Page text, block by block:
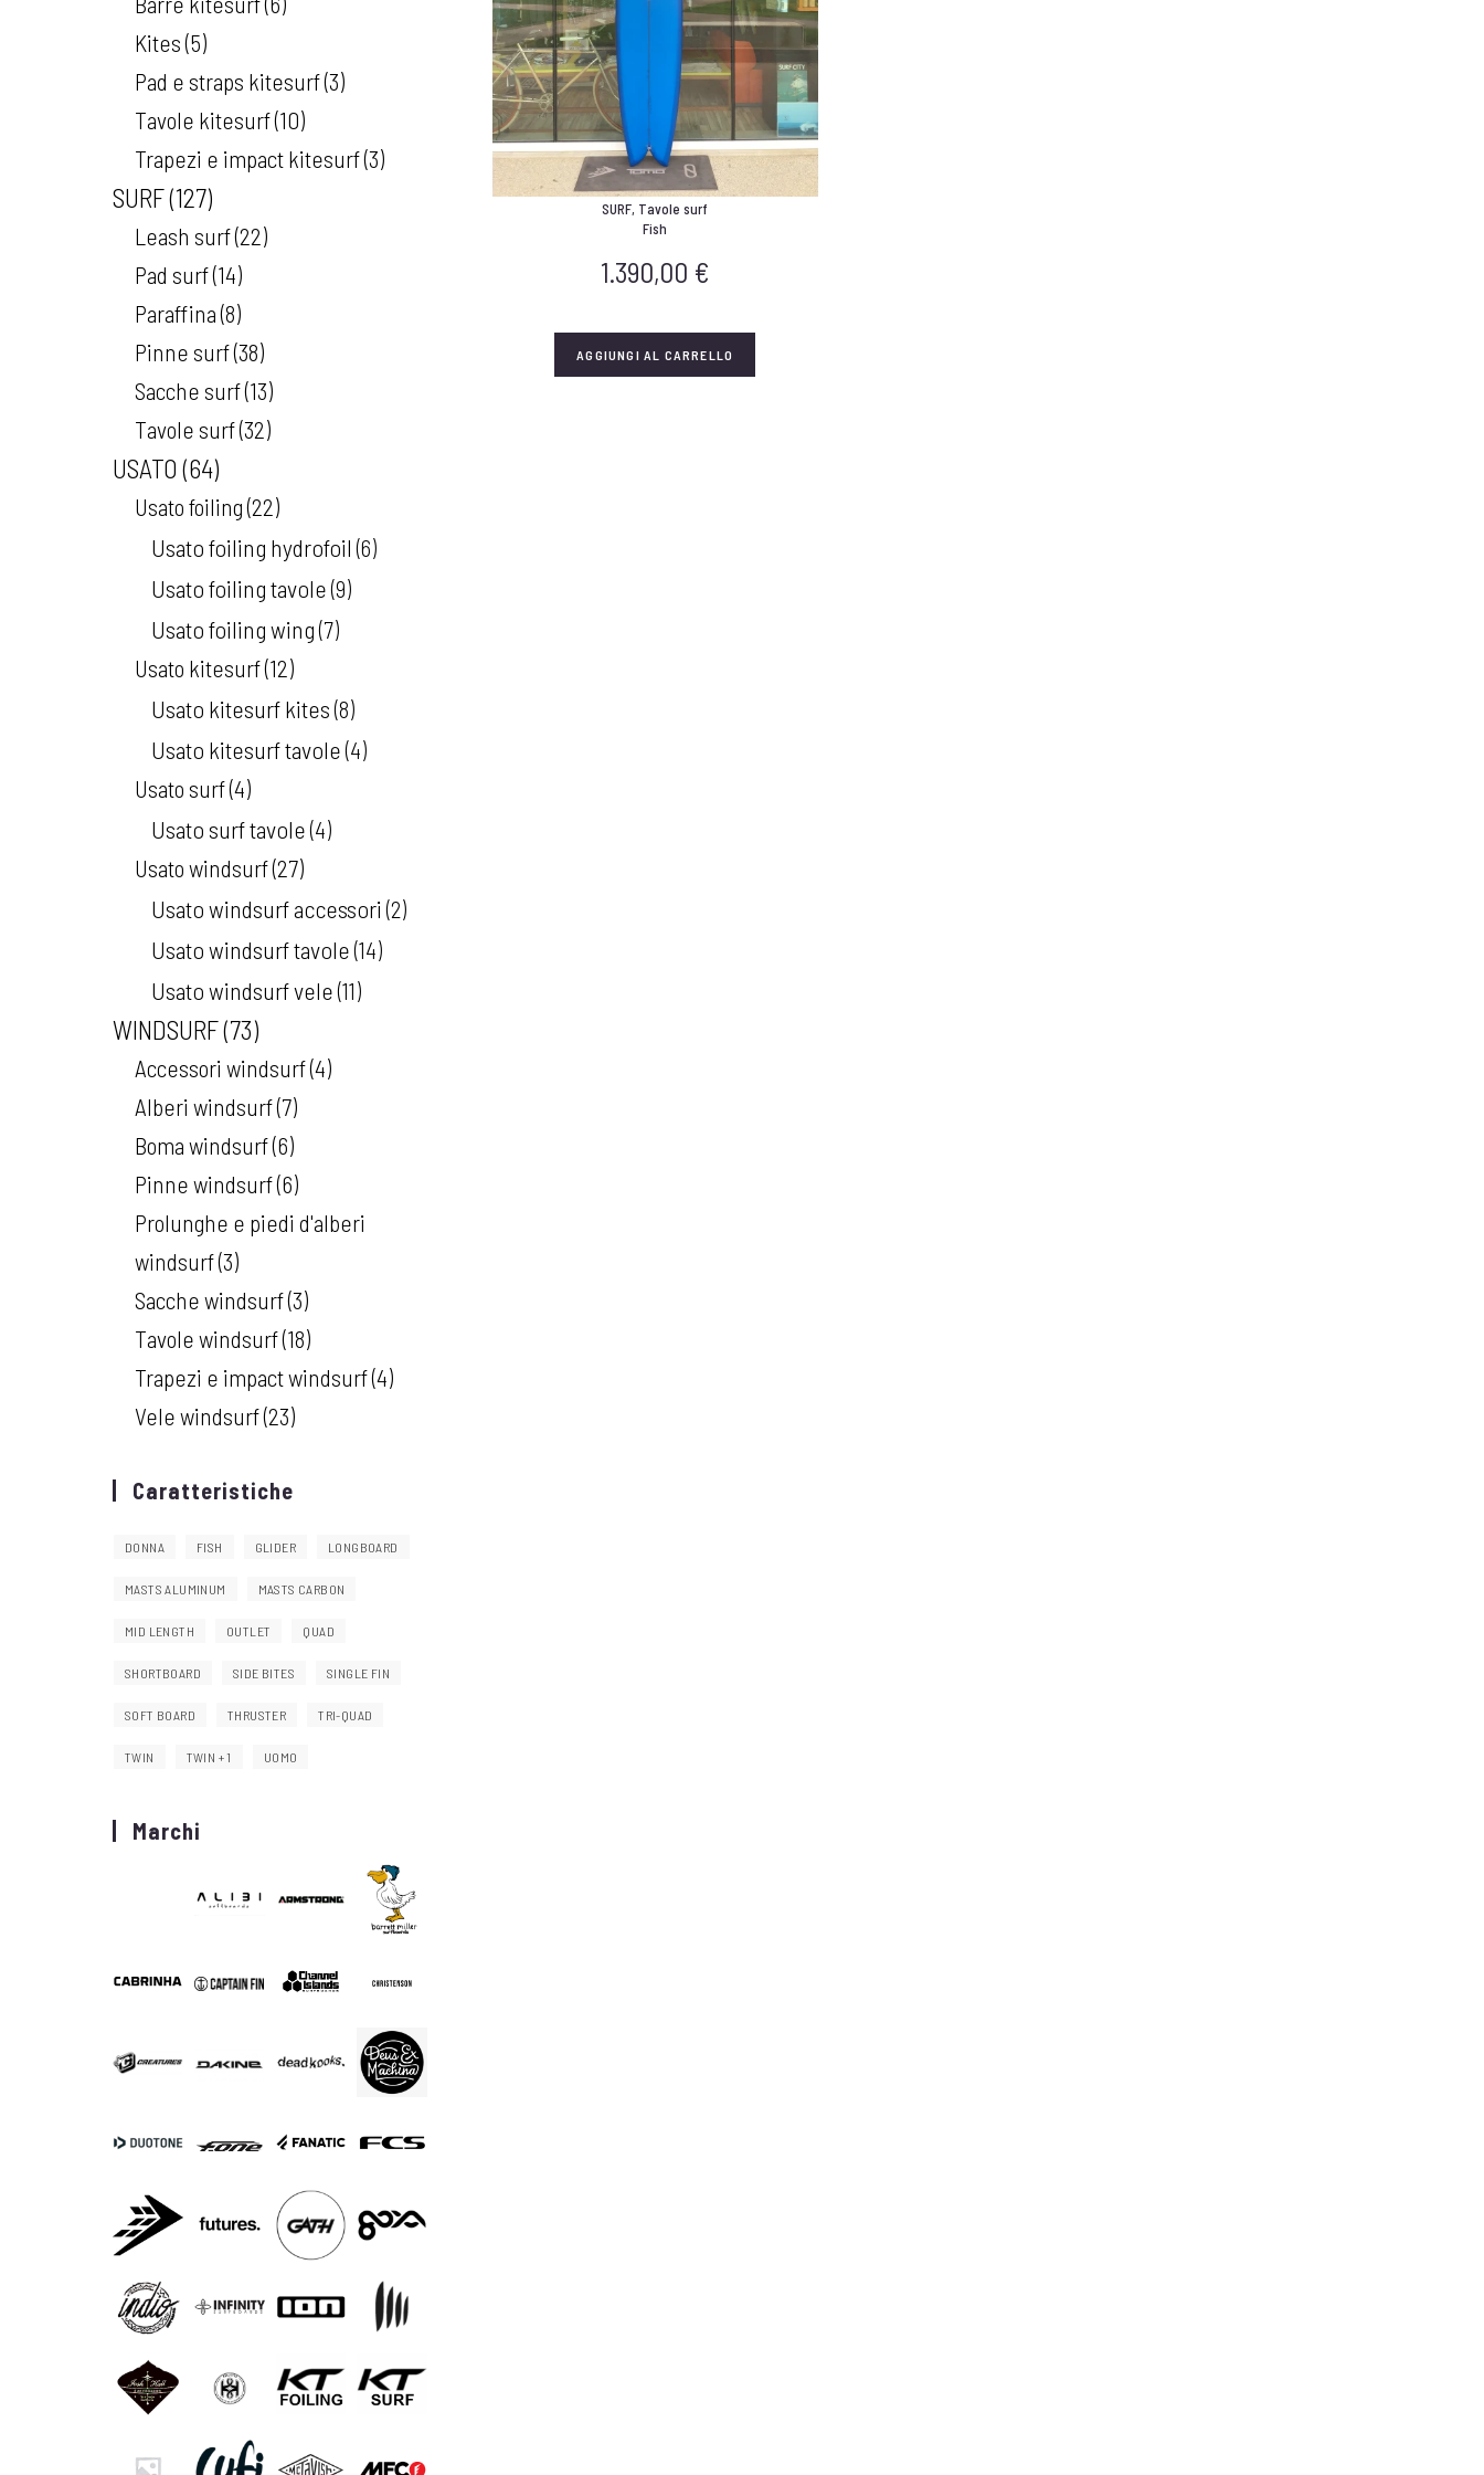
Kites 5
Pad e straps kitesurf 3
Tavole kitesurf 10
Trapezi e impact kitesurf 3
SURF 127
Leash surf 22
Pad surf 14
Paraffina 8
Pinne surf 38
Sacche surf 13
Tavole surf 32
USATO 64
Usato foiling 22
Usato foiling hydrofoil 6
Usato foiling tavole 9
Usato foiling wing 7
Usato kitesurf 12
Usato kitesurf kites 8
Usato kitesurf tavole 4
Usato surf 4
Usato surf tavole 4
Usato windsurf 27
Usato windsurf accessori 2
Usato windsurf tavole 14
Usato windsurf vele 11
WINDSURF 73
Accessori windsurf 4
Alberi windsurf 7
Boma windsurf 6
Pinne windsurf 6
Prolunghe e piedi d'alberi
windsurf 3
Sacche windsurf 3
Tavole windsurf 18
Trapezi e impact windsurf 4
Vele windsurf 23
Caratteristiche
DONNA FISH GLIDER LONGBOARD
MASTS ALUMINUM MASTS CARBON
MID LENGTH OUTLET QUAD
SHORTBOARD SIDE BITES SINGLE FIN
SOFT BOARD THRUSTER TRI-QUAD
TWIN TWIN + 1 UOMO
Marchi
SURF, Tavole surf
Fish
1.390,00 €
AGGIUNGI AL CARRELLO